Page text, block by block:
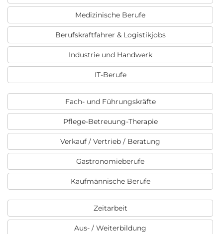
Medizinische Berufe
Berufskraftfahrer & Logistikjobs
Industrie und Handwerk
IT-Berufe
Fach- und Führungskräfte
Pflege-Betreuung-Therapie
Verkauf / Vertrieb / Beratung
Gastronomieberufe
Kaufmännische Berufe
Zeitarbeit
Aus- / Weiterbildung